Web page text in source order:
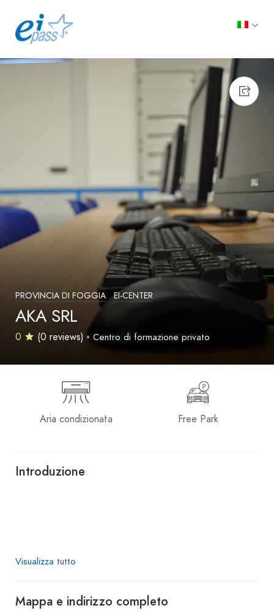
PROVINCIA DI FOGGIA EI-CENTER
AKA SRL
0 (0 reviews) Centro di formazione privato
Aria condizionata Free Park
Introduzione
Visualizza tutto
Mappa e indirizzo completo